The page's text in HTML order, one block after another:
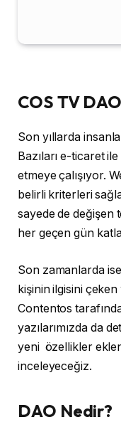
COS TV
Son yıllarda
Bazıları e-ticaret
etmeye çalışıyor.
belirli kriterleri
sayede de değişen
her geçen gün
Son zamanlarda
kişinin ilgisini
Contentos
yazılarımızda da
yeni özellikler
inceleyeceğiz.
DAO Nedir?